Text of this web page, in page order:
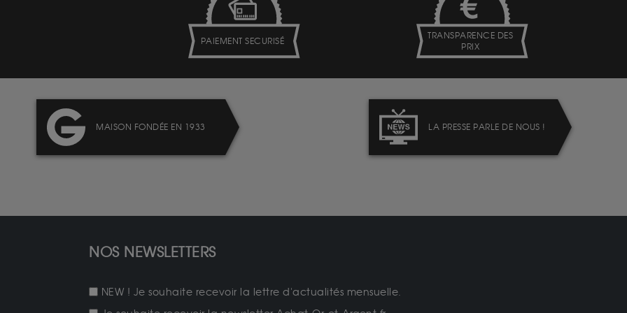
PAIEMENT SECURISÉ
TRANSPARENCE DES
PRIX
MAISON FONDÉE EN 1933 LA PRESSE PARLE DE NOUS !
NOS NEWSLETTERS
NEW ! Je souhaite recevoir la lettre d'actualités mensuelle.